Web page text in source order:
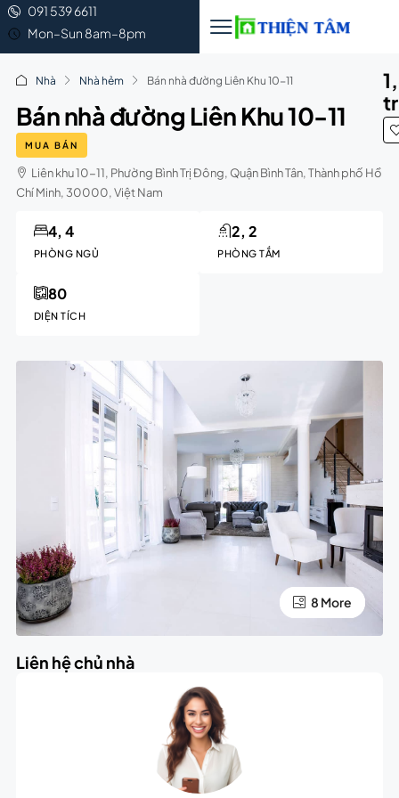
091 539 6611
Mon–Sun 8am–8pm
Nhà Nhà hẻm Bán nhà đường Liên Khu 10-11
Bán nhà đường Liên Khu 10-11
MUA BÁN
Liên khu 10-11, Phường Bình Trị Đông, Quận Bình Tân, Thành phố Hồ
Chí Minh, 30000, Việt Nam
PHÒNG NGỦ
4, 4
PHÒNG TẮM
2, 2
DIỆN TÍCH
80
4 More
8 More
Liên hệ chủ nhà